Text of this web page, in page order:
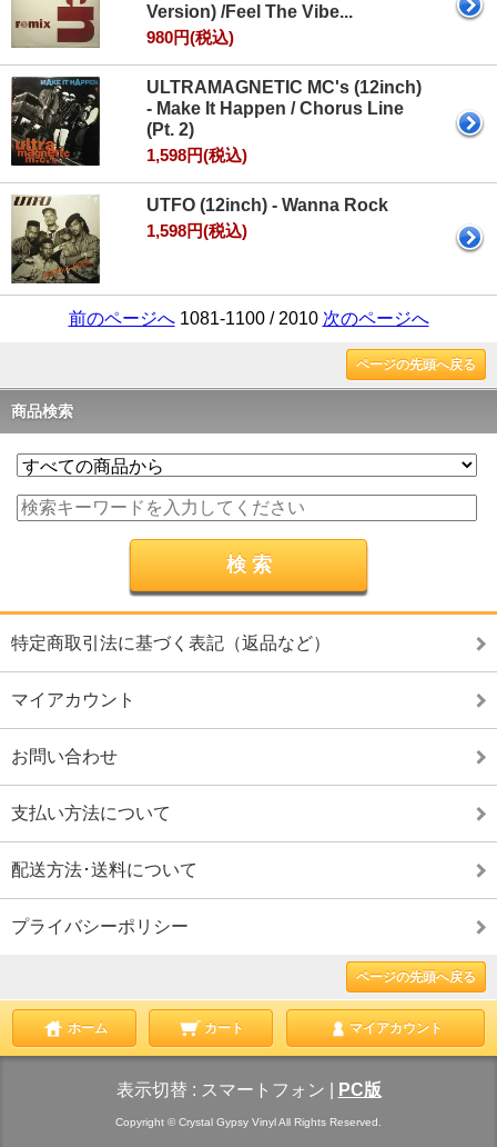
Version) /Feel The Vibe...
980円(税込)
ULTRAMAGNETIC MC's (12inch)
- Make It Happen / Chorus Line
(Pt. 2)
1,598円(税込)
UTFO (12inch) - Wanna Rock
1,598円(税込)
前のページへ1081-1100 / 2010 次のページへ
ページの先頭へ戻る
商品検索
特定商取引法に基づく表記（返品など）
マイアカウント
お問い合わせ
支払い方法について
配送方法･送料について
プライバシーポリシー
ページの先頭へ戻る
ホーム カート マイアカウント
表示切替 : スマートフォン PC版
Copyright © Crystal Gypsy Vinyl All Rights Reserved.